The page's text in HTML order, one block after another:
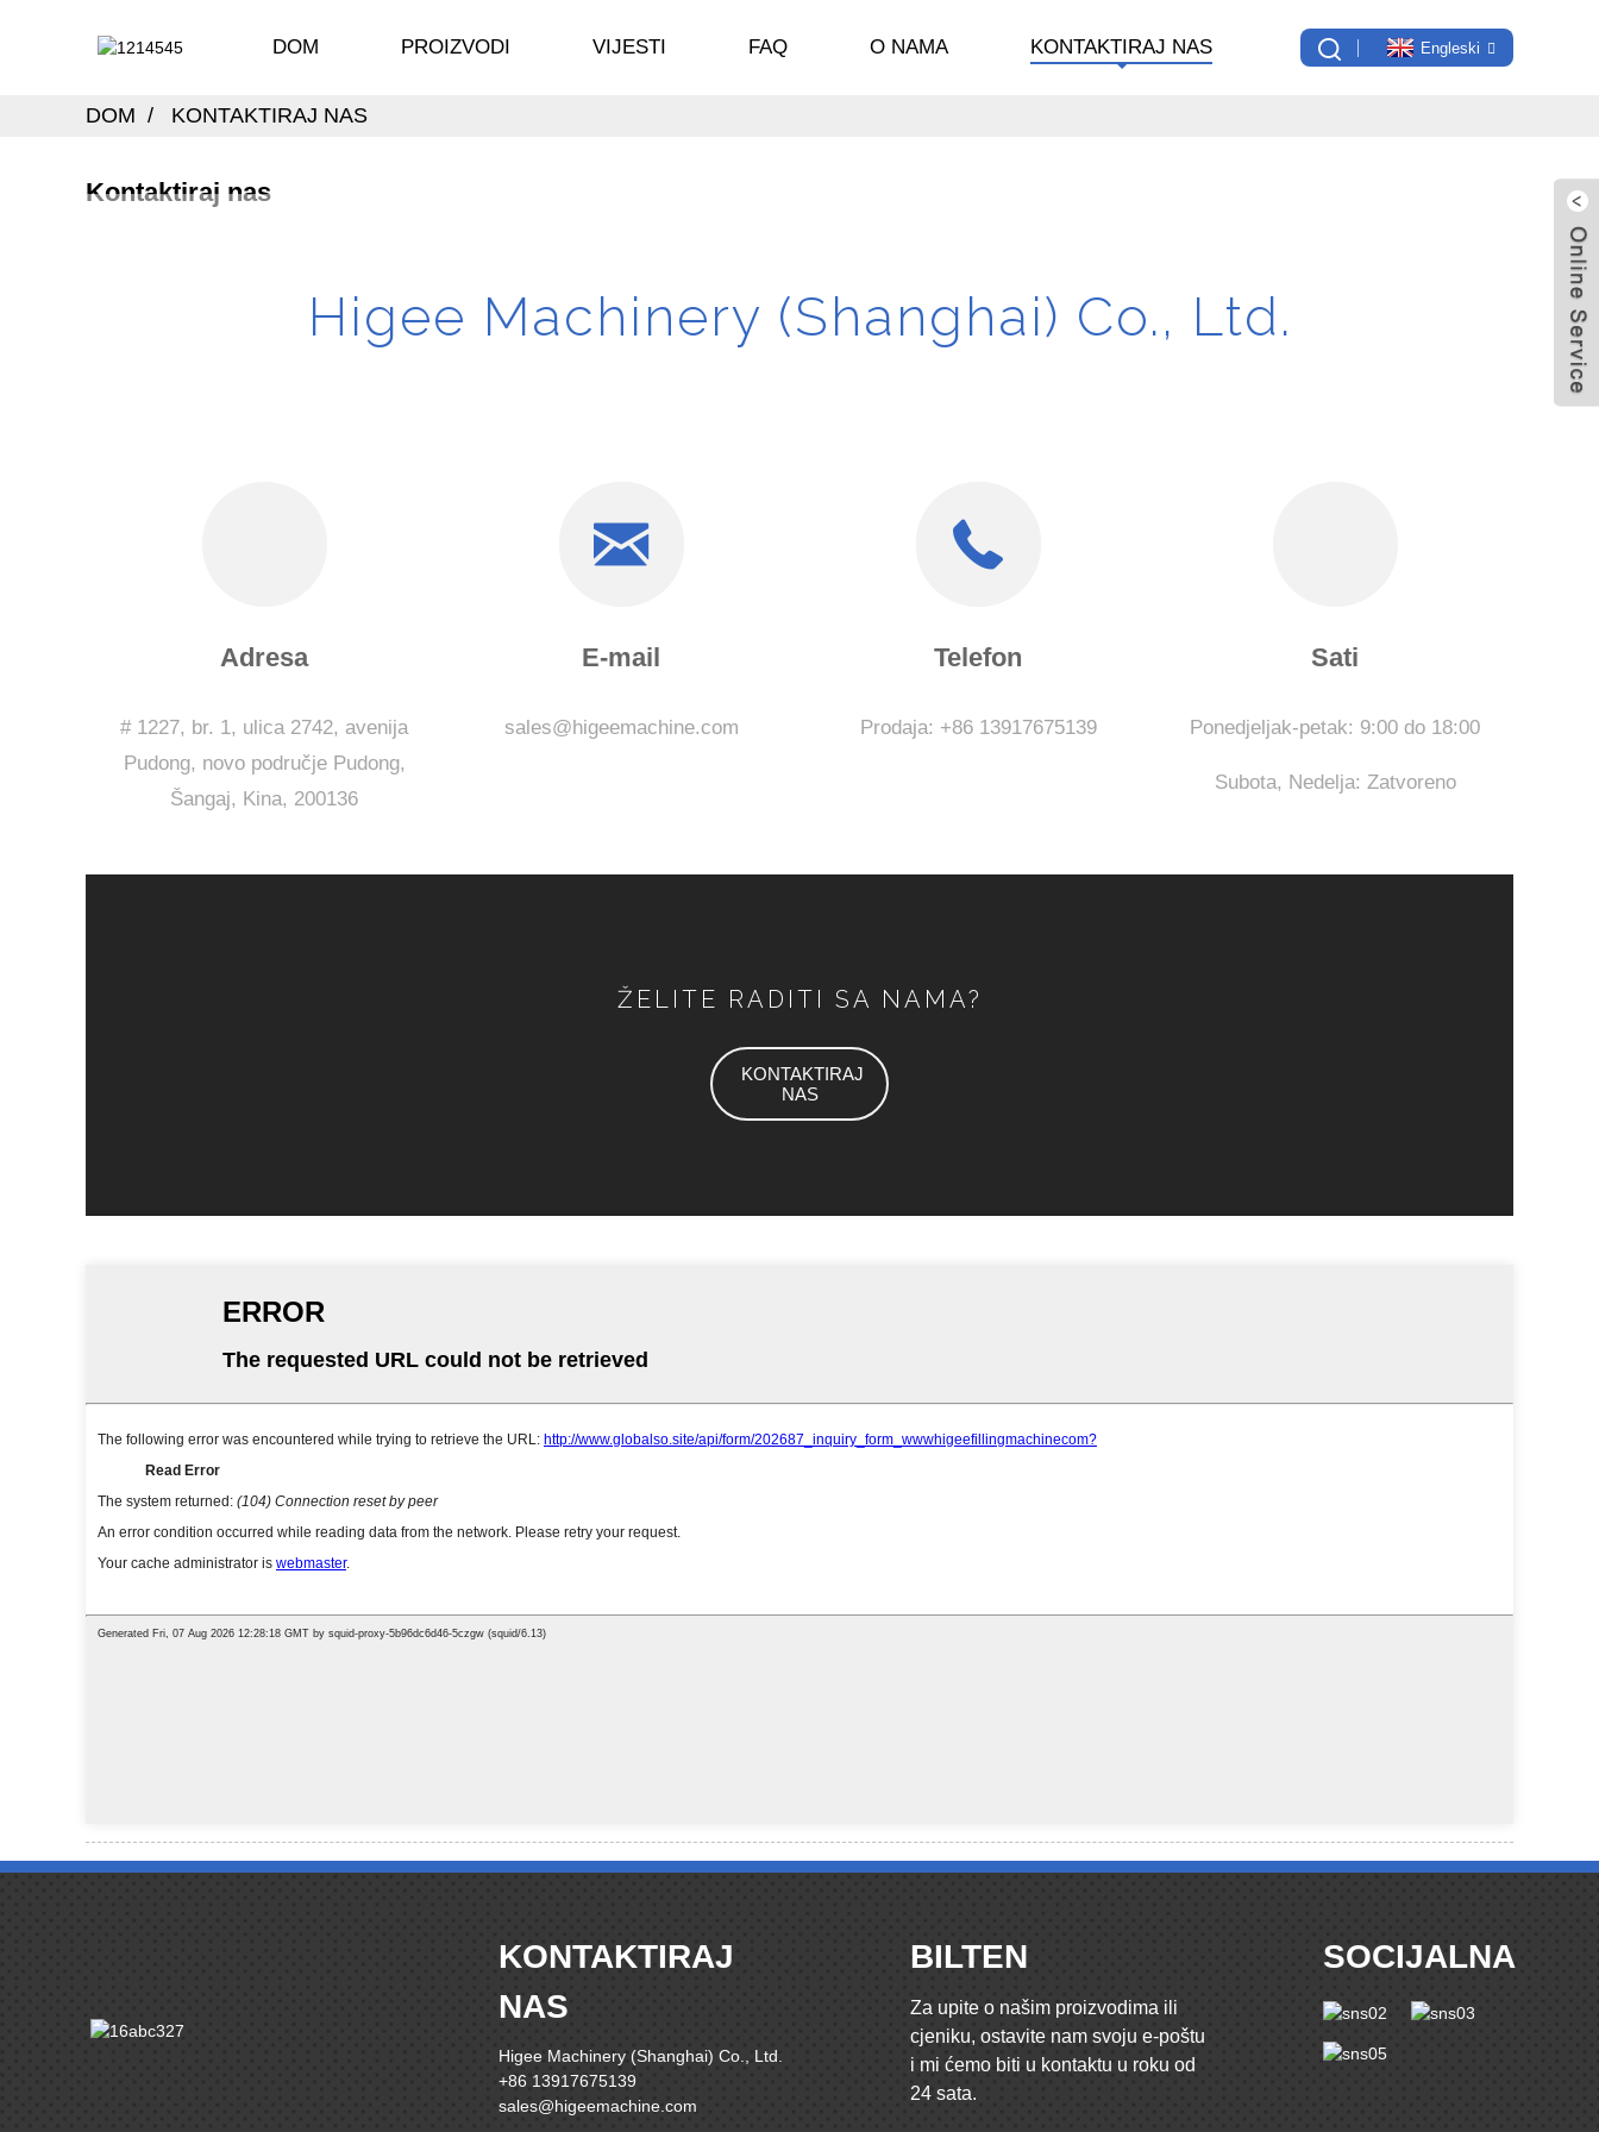
DOM PROIZVODI VIJESTI FAQ O NAMA KONTAKTIRAJ NAS Engleski
DOM KONTAKTIRAJ NAS
Kontaktiraj nas
Higee Machinery (Shanghai) Co., Ltd.
Adresa
# 1227, br. 1, ulica 2742, avenija
Pudong, novo područje Pudong,
Šangaj, Kina, 200136
E-mail
sales@higeemachine.com
Telefon
Prodaja: +86 13917675139
Sati
Ponedjeljak-petak: 9:00 do 18:00
Subota, Nedelja: Zatvoreno
ŽELITE RADITI SA NAMA?
KONTAKTIRAJ
NAS
KONTAKTIRAJ
NAS
Higee Machinery (Shanghai) Co., Ltd.
+86 13917675139
sales@higeemachine.com
BILTEN
Za upite o našim proizvodima ili
cjeniku, ostavite nam svoju e-poštu
i mi ćemo biti u kontaktu u roku od
24 sata.
SOCIJALNA